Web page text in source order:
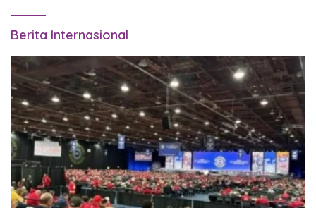
Berita Internasional